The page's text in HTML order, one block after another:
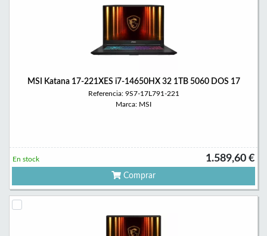
MSI Katana 17-221XES i7-14650HX 32 1TB 5060 DOS 17
Referencia: 9S7-17L791-221
Marca: MSI
1.589,60 €
En stock
Comprar